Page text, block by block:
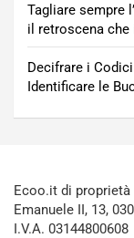
Tagliare sempre
il retroscena
Decifrare i
Identificare le
Ecoo.it di proprietà
Emanuele II, 13,
I.V.A. 03144800608